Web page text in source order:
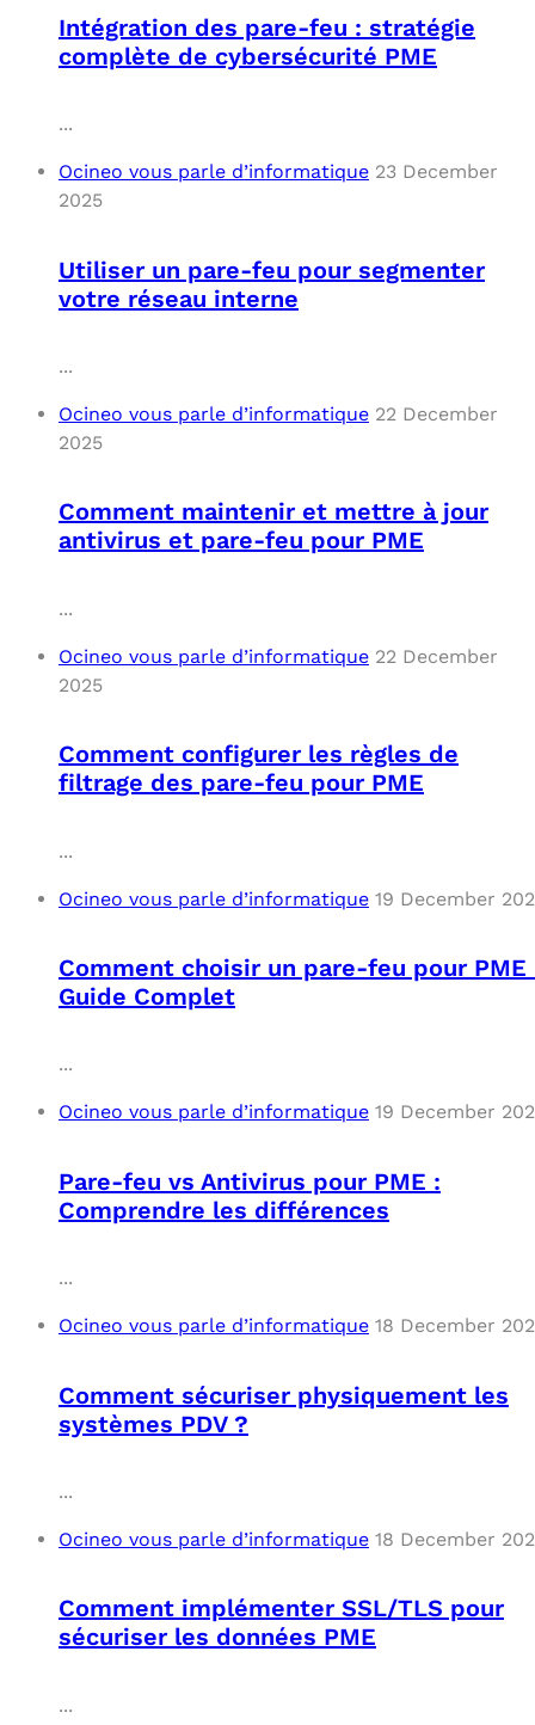
Intégration des pare-feu : stratégie
complète de cybersécurité PME
...
Ocineo vous parle d’informatique 23 December
2025
Utiliser un pare-feu pour segmenter
votre réseau interne
...
Ocineo vous parle d’informatique 22 December
2025
Comment maintenir et mettre à jour
antivirus et pare-feu pour PME
...
Ocineo vous parle d’informatique 22 December
2025
Comment configurer les règles de
filtrage des pare-feu pour PME
...
Ocineo vous parle d’informatique 19 December
Comment choisir un pare-feu pour PME
Guide Complet
...
Ocineo vous parle d’informatique 19 December
Pare-feu vs Antivirus pour PME :
Comprendre les différences
...
Ocineo vous parle d’informatique 18 December
Comment sécuriser physiquement les
systèmes PDV ?
...
Ocineo vous parle d’informatique 18 December
Comment implémenter SSL/TLS pour
sécuriser les données PME
...